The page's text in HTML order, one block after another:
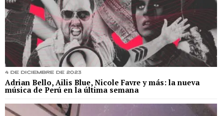
4 de diciembre de 2023
Adrian Bello, Ailis Blue, Nicole Favre y más: la nueva
música de Perú en la última semana